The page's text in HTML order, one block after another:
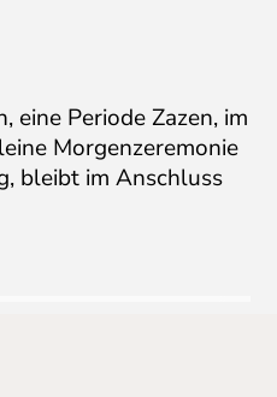
eine Periode Zazen, im
Morgenzeremonie
bleibt im Anschluss